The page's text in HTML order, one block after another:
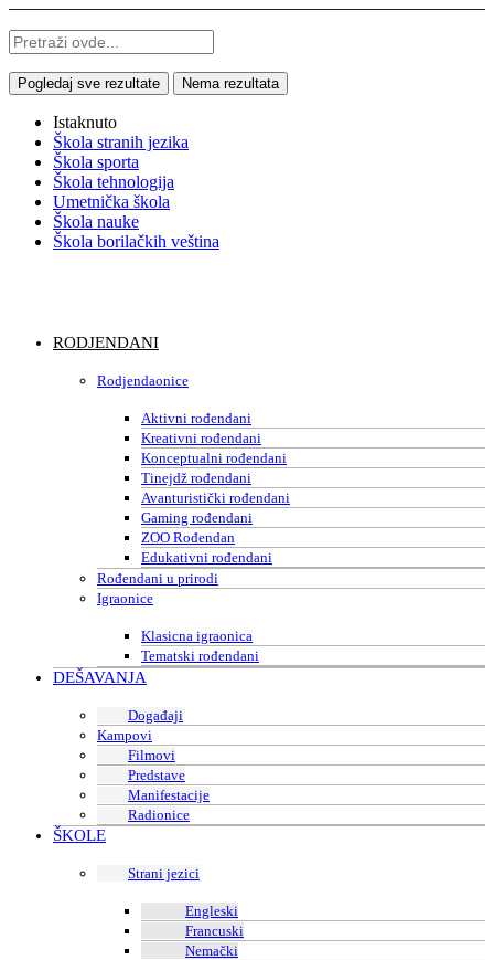
Pogledaj sve rezultate Nema rezultata
Istaknuto
Škola stranih jezika
Škola sporta
Škola tehnologija
Umetnička škola
Škola nauke
Škola borilačkih veština
RODJENDANI
Rodjendaonice
Aktivni rođendani
Kreativni rođendani
Konceptualni rođendani
Tinejdž rođendani
Avanturistički rođendani
Gaming rođendani
ZOO Rođendan
Edukativni rođendani
Rođendani u prirodi
Igraonice
Klasicna igraonica
Tematski rođendani
DEŠAVANJA
Događaji
Kampovi
Filmovi
Predstave
Manifestacije
Radionice
ŠKOLE
Strani jezici
Engleski
Francuski
Nemački